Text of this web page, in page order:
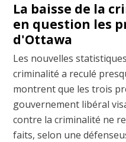
La baisse de la
en question les
d'Ottawa
Les nouvelles
criminalité a reculé
montrent que les trois
gouvernement libéral
contre la criminalité ne
faits, selon une